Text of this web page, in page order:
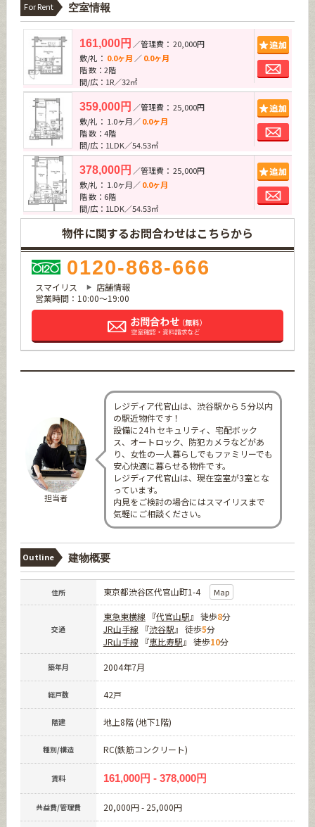
For Rent 空室情報
161,000円 ／管理費： 20,000円
敷/礼： 0.0ヶ月 ／0.0ヶ月
階 数：2階
間/広：1R／32㎡
359,000円 ／管理費： 25,000円
敷/礼： 1.0ヶ月／0.0ヶ月
階 数：4階
間/広：1LDK／54.53㎡
378,000円 ／管理費： 25,000円
敷/礼： 1.0ヶ月／0.0ヶ月
階 数：6階
間/広：1LDK／54.53㎡
物件に関するお問合わせはこちらから
0120-868-666
スマイリス
店舗情報
営業時間：10:00～19:00
担当者
レジディア代官山は、渋谷駅から５分以内
の駅近物件です！
設備に24ｈセキュリティ、宅配ボック
ス、オートロック、防犯カメラなどがあ
り、女性の一人暮らしでもファミリーでも
安心快適に暮らせる物件です。
レジディア代官山は、現在空室が3室とな
っています。
内見をご検討の場合にはスマイリスまで
気軽にご相談ください。
Outline 建物概要
住所 東京都渋谷区代官山町1-4 Map
交通
東急東横線『代官山駅』 徒歩8分
JR山手線『渋谷駅』 徒歩5分
JR山手線『恵比寿駅』 徒歩10分
築年月 2004年7月
総戸数 42戸
階建 地上8階 (地下1階)
種別/構造 RC(鉄筋コンクリート)
賃料 161,000円 - 378,000円
共益費/管理費 20,000円 - 25,000円